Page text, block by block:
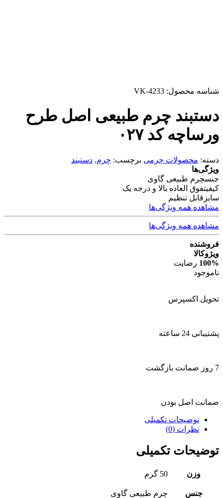
شناسه محصول: VK-4233
دستبند چرم طبیعی اصل طرح
ورساچه کد ۰۲۷
دسته: محصولات چرمی برچسب: چرم, دستبند
ویژگی‌ها
جنسچرم طبیعی گاوی
کیفیتفوق العاده بالا و درجه یک
سایز قابل تنظیم
مشاهده همه ویژگی‌ها
مشاهده همه ویژگی‌ها
فروشنده
ویژوکالا
100% رضایت
ناموجود
تحویل اکسپرس
پشتیبانی 24 ساعته
7 روز ضمانت بازگشت
ضمانت اصل بودن
توضیحات تکمیلی
نظرات (0)
توضیحات تکمیلی
وزن 50 گرم
جنس چرم طبیعی گاوی